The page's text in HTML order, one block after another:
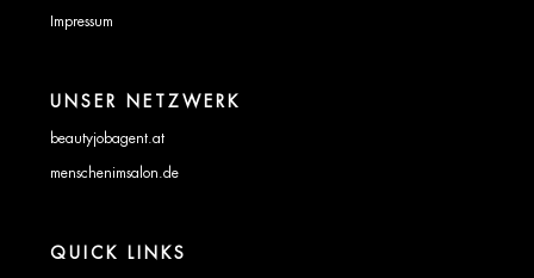
Impressum
UNSER NETZWERK
beautyjobagent.at
menschenimsalon.de
QUICK LINKS